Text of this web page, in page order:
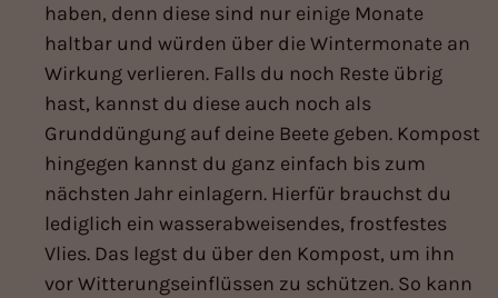
haben, denn diese sind nur einige Monate
haltbar und würden über die Wintermonate an
Wirkung verlieren. Falls du noch Reste übrig
hast, kannst du diese auch noch als
Grunddüngung auf deine Beete geben. Kompost
hingegen kannst du ganz einfach bis zum
nächsten Jahr einlagern. Hierfür brauchst du
lediglich ein wasserabweisendes, frostfestes
Vlies. Das legst du über den Kompost, um ihn
vor Witterungseinflüssen zu schützen. So kann